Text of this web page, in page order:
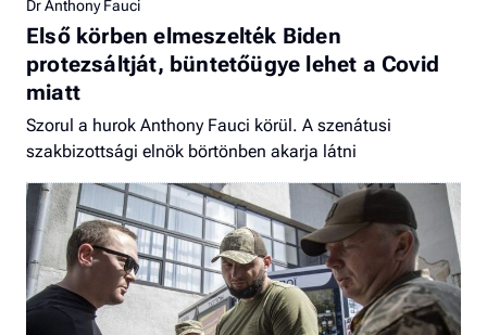
Dr Anthony Fauci
Első körben elmeszelték Biden
protezsáltját, büntetőügye lehet a Covid
miatt
Szorul a hurok Anthony Fauci körül. A szenátusi
szakbizottsági elnök börtönben akarja látni